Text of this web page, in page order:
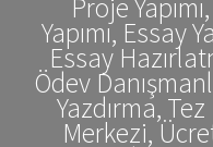
Proje
Yapımı, Essay
Essay
Ödev
Yazdırma,
Merkezi,